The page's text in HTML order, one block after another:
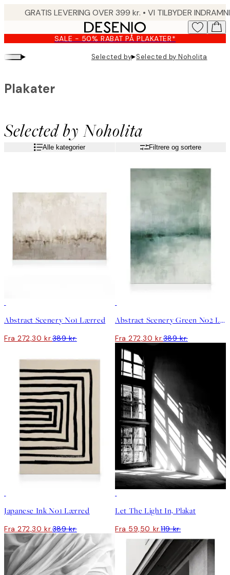
content.
SALE - 50% RABAT PÅ PLAKATER*
▸ Selected by▸Selected by Noholita
Selected by Noholita
Plakater
Alle kategorier Filtrere og sortere
Abstract Scenery No1 Lærred
Fra 272,30 kr.389 kr.
Abstract Scenery Green No2 Lærred
Fra 272,30 kr.389 kr.
Japanese Ink No1 Lærred
Fra 272,30 kr.389 kr.
Let The Light In, Plakat
Fra 59,50 kr.119 kr.